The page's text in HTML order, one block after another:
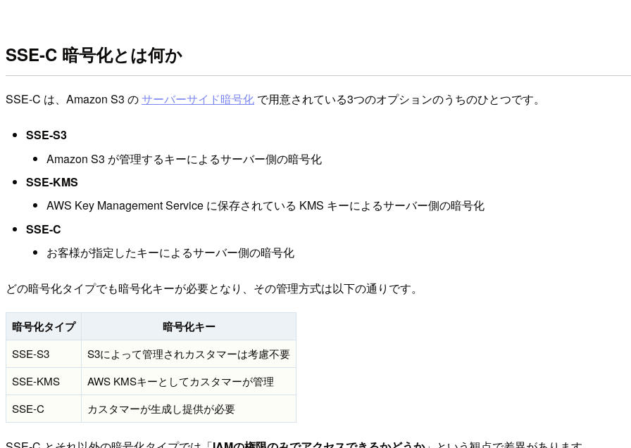
SSE-C 暗号化とは何か
SSE-C は、Amazon S3 のサーバーサイド暗号化 で用意されている3つのオプションのうちのひとつです。
SSE-S3
Amazon S3 が管理するキーによるサーバー側の暗号化
SSE-KMS
AWS Key Management Service に保存されている KMS キーによるサーバー側の暗号化
SSE-C
お客様が指定したキーによるサーバー側の暗号化
どの暗号化タイプでも暗号化キーが必要となり、その管理方式は以下の通りです。
暗号化タイプ 暗号化キー
SSE-S3
S3によって管理されカスタマーは考慮不要
SSE-KMS
AWS KMSキーとしてカスタマーが管理
SSE-C
カスタマーが生成し提供が必要